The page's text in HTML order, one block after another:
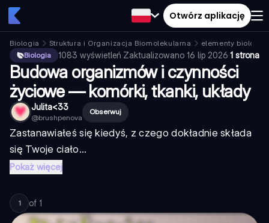
Otwórz aplikację
Biologia Struktura i Organizacja Biomolekularna
elementy
Biologia
1083 wyświetleń·Zaktualizowano 16 lip 2026·1 strona
Budowa organizmów i czynności
życiowe — komórki, tkanki, układy
Julita<33
@brushpenova
Obserwuj
Zastanawiałeś się kiedyś, z czego dokładnie składa
się Twoje ciało...
Pokaż więcej
1 of 1